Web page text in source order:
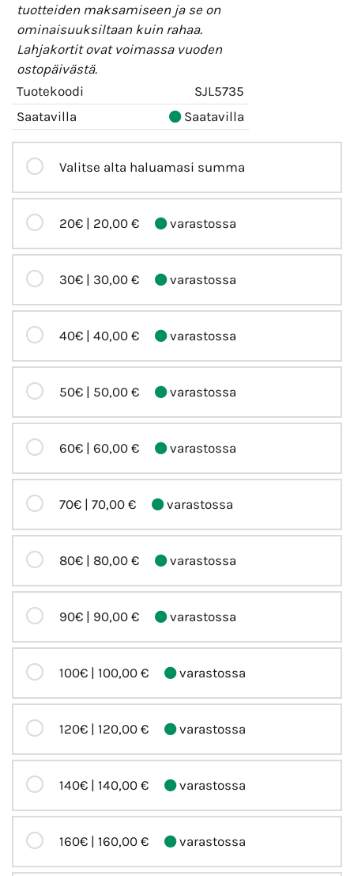
tuotteiden maksamiseen ja se on
ominaisuuksiltaan kuin rahaa.
Lahjakortit ovat voimassa vuoden
ostopäivästä.
Tuotekoodi
SJL5735
Saatavilla
Saatavilla
Valitse alta haluamasi summa
20€ | 20,00 € varastossa
30€ | 30,00 € varastossa
40€ | 40,00 € varastossa
50€ | 50,00 € varastossa
60€ | 60,00 € varastossa
70€ | 70,00 € varastossa
80€ | 80,00 € varastossa
90€ | 90,00 € varastossa
100€ | 100,00 € varastossa
120€ | 120,00 € varastossa
140€ | 140,00 € varastossa
160€ | 160,00 € varastossa